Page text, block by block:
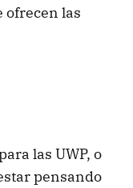
ofrecen las
las UWP, o
pensando